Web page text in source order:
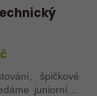
špičkové
juniorního